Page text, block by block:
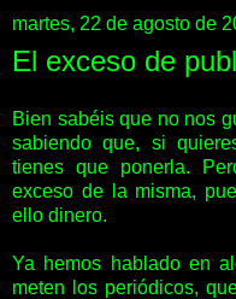
martes, 22 de agosto de
El exceso de
Bien sabéis que no nos
sabiendo que, si
tienes que ponerla.
exceso de la misma,
ello dinero.
Ya hemos hablado en
meten los periódicos,